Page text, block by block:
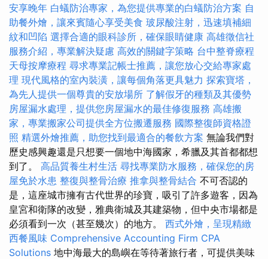
安享晚年 白蟻防治專家，為您提供專業的白蟻防治方案 自
助餐外燴，讓來賓隨心享受美食 玻尿酸注射，迅速填補細
紋和凹陷 選擇合適的眼科診所，確保眼睛健康 高雄徵信社
服務介紹，專業解決疑慮 高效的關鍵字策略 台中整脊療程
天母按摩療程 尋求專業記帳士推薦，讓您放心交給專家處
理 現代風格的室內裝潢，讓每個角落更具魅力 探索寶塔，
為先人提供一個尊貴的安放場所 了解假牙的種類及其優勢
房屋漏水處理，提供您房屋漏水的最佳修復服務 高雄搬
家，專業搬家公司提供全方位搬遷服務 國際整復師資格證
照 精選外燴推薦，助您找到最適合的餐飲方案 無論我們對
歷史感興趣還是只想要一個地中海國家，希臘及其首都都想
到了。 高品質養生村生活 尋找專業防水服務，確保您的房
屋免於水患 整復與整骨治療 推拿與整骨結合 不可否認的
是，這座城市擁有古代世界的珍寶，吸引了許多遊客，因為
皇宮和衛隊的改變，雅典衛城及其建築物，但中央市場都是
必須看到一次（甚至幾次）的地方。 西式外燴，呈現精緻
西餐風味 Comprehensive Accounting Firm CPA
Solutions 地中海最大的島嶼在等待著旅行者，可提供美味